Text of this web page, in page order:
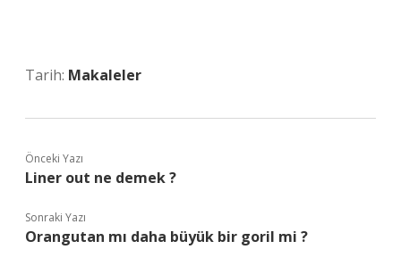
Tarih: Makaleler
Önceki Yazı
Liner out ne demek ?
Sonraki Yazı
Orangutan mı daha büyük bir goril mi ?